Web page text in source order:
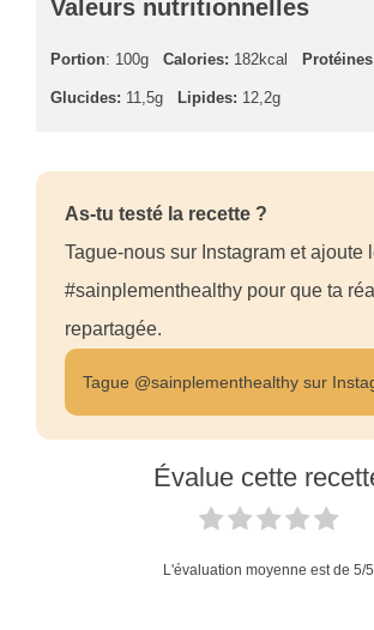
Valeurs nutritionnelles
Portion: 100g Calories: 182kcal
Glucides: 11,5g Lipides: 12,2g
As-tu testé la recette ?
Tague-nous sur Instagram et ajoute
#sainplementhealthy pour que ta
repartagée.
Tague @sainplementhealthy sur
Évalue cette
L'évaluation moyenne est de 5/5